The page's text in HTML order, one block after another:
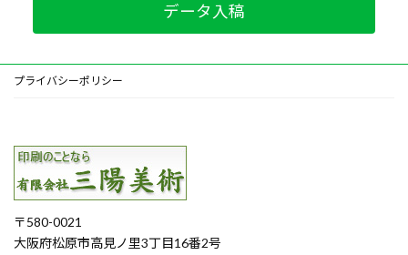
データ入稿
プライバシーポリシー
〒580-0021
大阪府松原市高見ノ里3丁目16番2号